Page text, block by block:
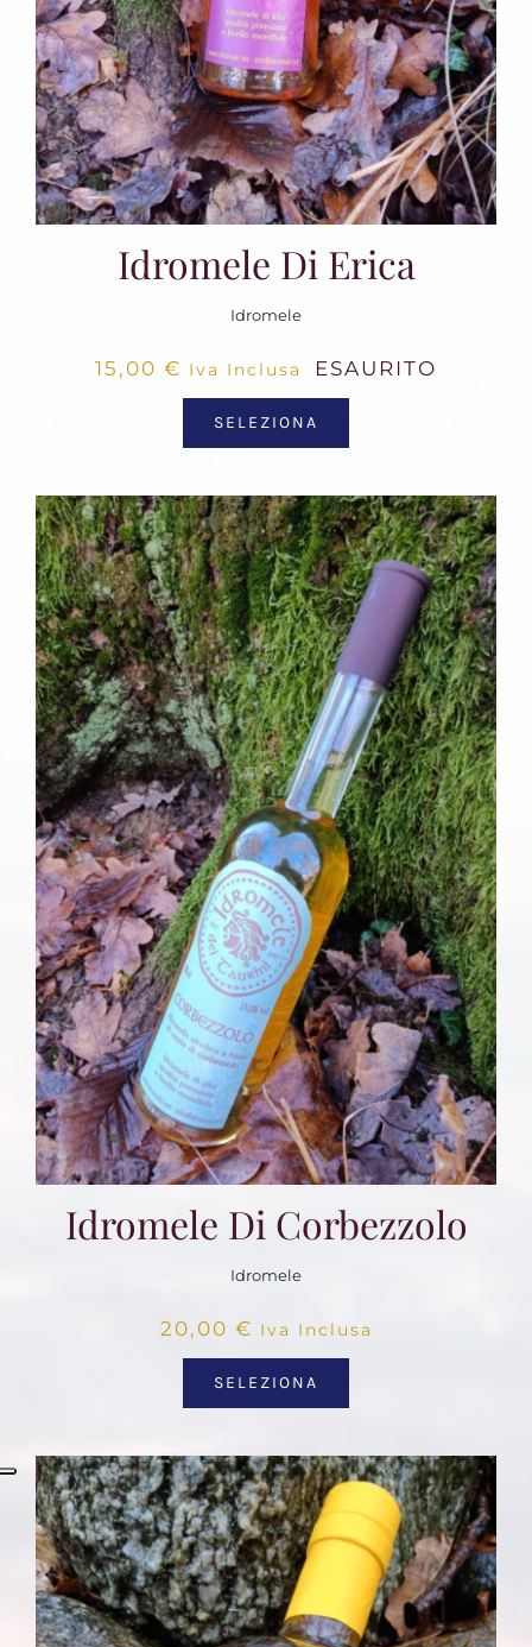
Idromele Di Erica
Idromele
15,00€ Iva Inclusa ESAURITO
SELEZIONA
Idromele Di Corbezzolo
Idromele
20,00 € Iva Inclusa
SELEZIONA